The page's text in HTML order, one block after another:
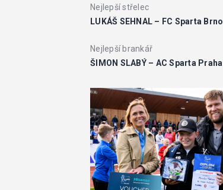
Nejlepší střelec
LUKÁŠ SEHNAL – FC Sparta Brno
Nejlepší brankář
ŠIMON SLABÝ – AC Sparta Praha